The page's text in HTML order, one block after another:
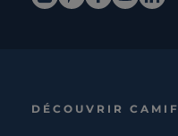
DÉCOUVRIR CAMIF